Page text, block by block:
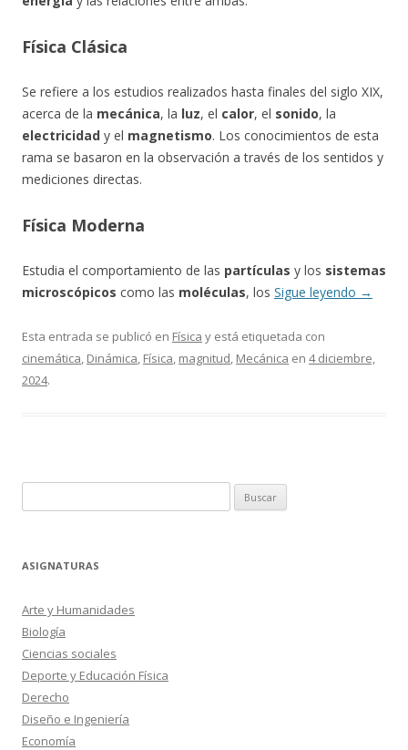
Física Clásica
Se refiere a los estudios realizados hasta finales del siglo XIX,
acerca de la mecánica, la luz, el calor, el sonido, la
electricidad y el magnetismo. Los conocimientos de esta
rama se basaron en la observación a través de los sentidos y
mediciones directas.
Física Moderna
Estudia el comportamiento de las partículas y los sistemas
microscópicos como las moléculas, los Sigue leyendo →
Esta entrada se publicó en Física y está etiquetada con
cinemática, Dinámica, Física, magnitud, Mecánica en 4 diciembre,
2024.
ASIGNATURAS
Arte y Humanidades
Biología
Ciencias sociales
Deporte y Educación Física
Derecho
Diseño e Ingeniería
Economía